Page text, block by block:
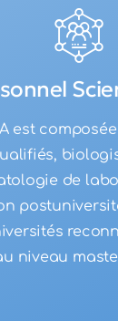
est
de
niveau